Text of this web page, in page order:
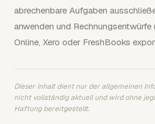
abrechenbare Aufgaben
anwenden und Rechnungsentwürfe
Online, Xero oder FreshBooks
Dieser Inhalt dient nur der allgemeinen
nicht vollständig aktuell und wird ohne
Haftung bereitgestellt.